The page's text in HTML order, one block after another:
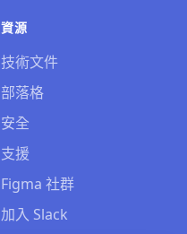
資源
技術文件
部落格
安全
支援
Figma 社群
加入 Slack